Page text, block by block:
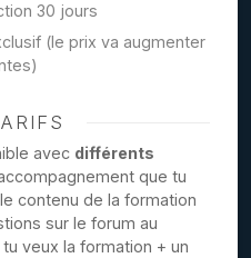
30 jours
(le prix va augmenter
avec différents
que tu
contenu de la formation
sur le forum au
veux la formation + un